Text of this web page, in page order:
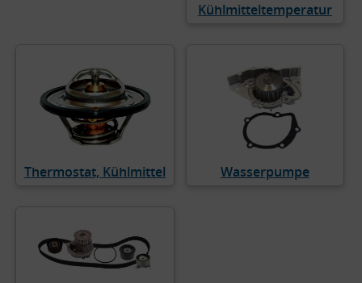
Kühlmitteltemperatur
Thermostat, Kühlmittel Wasserpumpe